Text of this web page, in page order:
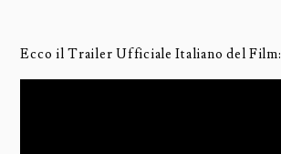
Ecco il Trailer Ufficiale Italiano del Film: